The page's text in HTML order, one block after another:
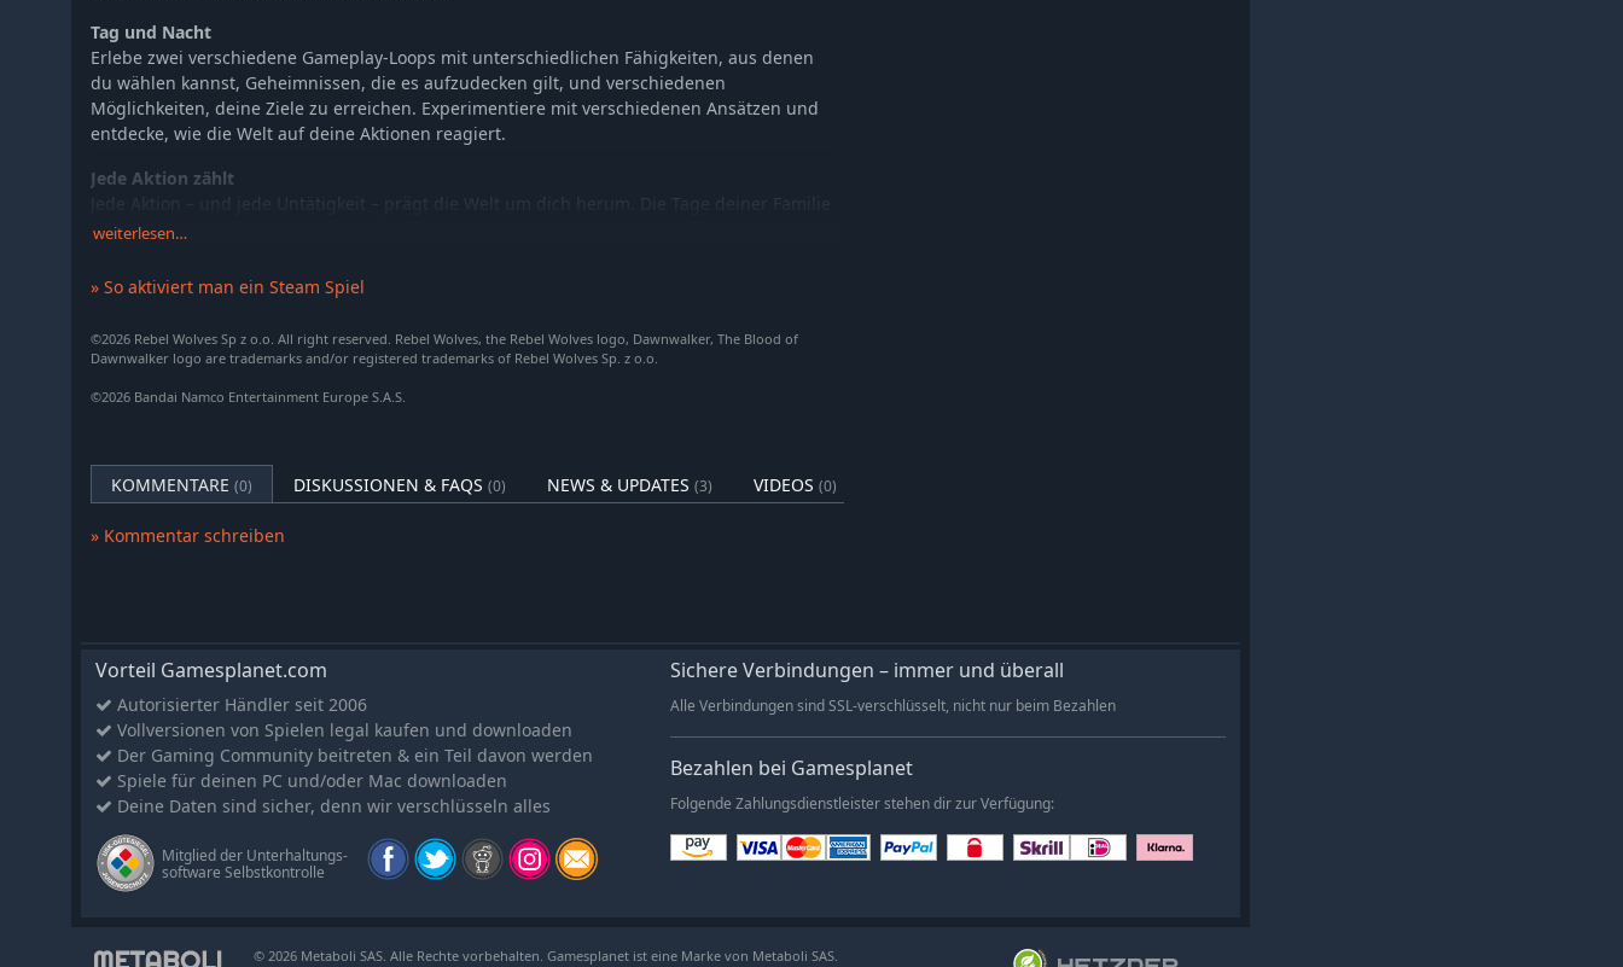
Tag und Nacht
Erlebe zwei verschiedene Gameplay-Loops mit unterschiedlichen Fähigkeiten, aus denen
du wählen kannst, Geheimnissen, die es aufzudecken gilt, und verschiedenen
Möglichkeiten, deine Ziele zu erreichen. Experimentiere mit verschiedenen Ansätzen und
entdecke, wie die Welt auf deine Aktionen reagiert.
Jede Aktion zählt
Jede Aktion – und jede Untätigkeit – prägt die Welt um dich herum. Die Tage deiner Familie
sind gezählt, und jedes Mal, wenn du eine Quest annimmst, schreitet die Zeit voran und
Du wirst nicht für alle Zeit haben. Die Welt wartet auf niemanden. Und das Böse auch nicht.
Trotze der Schwerkraft, werde zur brutalen Naturgewalt und nutze deine übernatürlichen
Fähigkeiten als Vampir. Oder erhebe dein Schwert und setze mächtige Magie ein, um es als
Mensch mit deinen Gegnern aufzunehmen. Experimentiere und passe dich an, während
Offene Welt Voller Abenteuer
Streife durch die üppigen Wälder, die weiten Ebenen, die tückischen Sümpfe und erkunde
Werde Zum Dämmerblut
wurde. Tauche ein in eine visuell beeindruckende Welt, die von der Unreal Engine 5 der
nächsten Generation angetrieben wird.
weiterlesen…
» So aktiviert man ein Steam Spiel
©2026 Rebel Wolves Sp z o.o. All right reserved. Rebel Wolves, the Rebel Wolves logo, Dawnwalker, The Blood of
Dawnwalker logo are trademarks and/or registered trademarks of Rebel Wolves Sp. z o.o.
©2026 Bandai Namco Entertainment Europe S.A.S.
KOMMENTARE (0) DISKUSSIONEN & FAQS (0) NEWS & UPDATES (3) VIDEOS (0)
» Kommentar schreiben
Vorteil Gamesplanet.com
Autorisierter Händler seit 2006
Vollversionen von Spielen legal kaufen und downloaden
Der Gaming Community beitreten & ein Teil davon werden
Spiele für deinen PC und/oder Mac downloaden
Deine Daten sind sicher, denn wir verschlüsseln alles
Mitglied der Unterhaltungs-
software Selbstkontrolle
Sichere Verbindungen – immer und überall
Alle Verbindungen sind SSL-verschlüsselt, nicht nur beim Bezahlen
Bezahlen bei Gamesplanet
Folgende Zahlungsdienstleister stehen dir zur Verfügung:
© 2026 Metaboli SAS. Alle Rechte vorbehalten. Gamesplanet ist eine Marke von Metaboli SAS.